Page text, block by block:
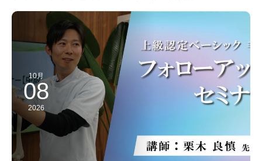
10月
08
2026